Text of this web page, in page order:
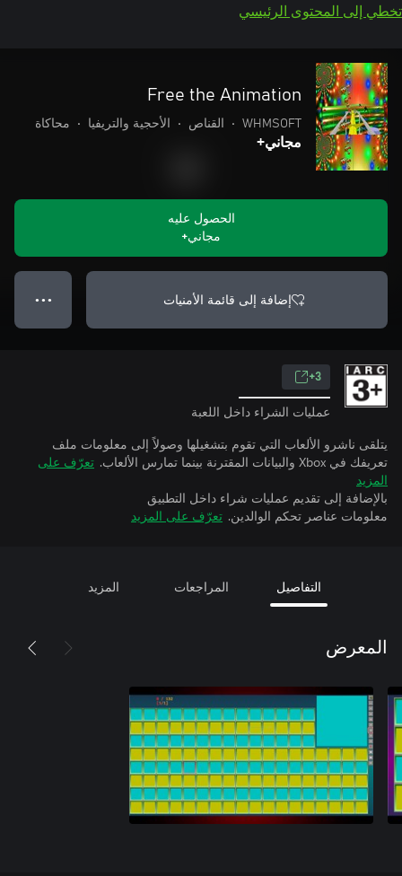
تخطي إلى المحتوى الرئيسي
Free the Animation
WHMSOFT
• القناص • الأحجية والتريفيا • محاكاة
مجاني+
الحصول عليه
مجاني+
إضافة إلى قائمة الأمنيات ● ● ●
3+
عمليات الشراء داخل اللعبة
يتلقى ناشرو الألعاب التي تقوم بتشغيلها وصولاً إلى معلومات ملف
تعريفك في Xbox والبيانات المقترنة بينما تمارس الألعاب.
تعرّف على
المزيد
بالإضافة إلى تقديم عمليات شراء داخل التطبيق
معلومات عناصر تحكم الوالدين. تعرّف على المزيد
التفاصيل المراجعات المزيد
المعرض